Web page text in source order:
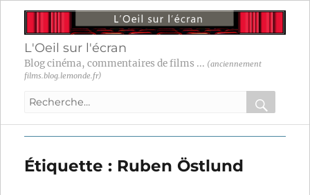
L'Oeil sur l'écran
Blog cinéma, commentaires de films ... (anciennement
films.blog.lemonde.fr)
Recherche
:
OK
Étiquette : Ruben Östlund